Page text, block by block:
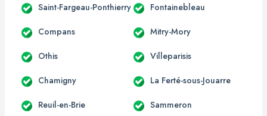
Saint-Fargeau-Ponthierry Fontainebleau
Compans Mitry-Mory
Othis Villeparisis
Chamigny La Ferté-sous-Jouarre
Reuil-en-Brie Sammeron